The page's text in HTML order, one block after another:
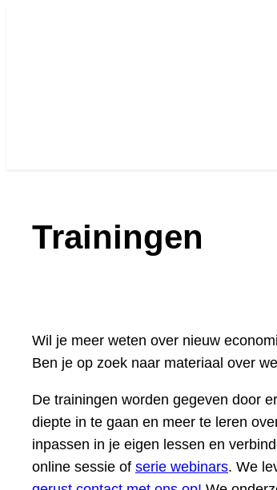
Trainingen
Wil je meer weten over nieuw
Ben je op zoek naar materiaal over
De trainingen worden gegeven door
diepte in te gaan en meer te leren
inpassen in je eigen lessen en
online sessie of serie webinars. We